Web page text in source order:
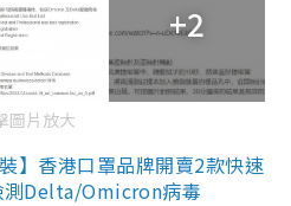
+2
圖片放大
】香港口罩品牌開賣2款快速
測Delta/Omicron病毒